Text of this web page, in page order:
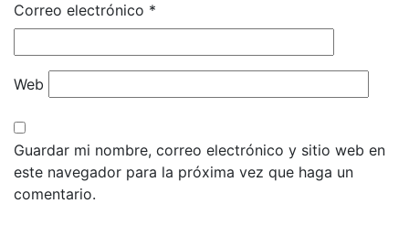
Correo electrónico *
Web
Guardar mi nombre, correo electrónico y sitio web en
este navegador para la próxima vez que haga un
comentario.